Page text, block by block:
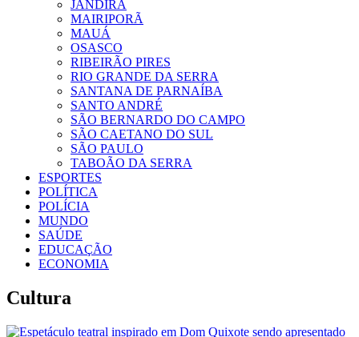
JANDIRA
MAIRIPORÃ
MAUÁ
OSASCO
RIBEIRÃO PIRES
RIO GRANDE DA SERRA
SANTANA DE PARNAÍBA
SANTO ANDRÉ
SÃO BERNARDO DO CAMPO
SÃO CAETANO DO SUL
SÃO PAULO
TABOÃO DA SERRA
ESPORTES
POLÍTICA
POLÍCIA
MUNDO
SAÚDE
EDUCAÇÃO
ECONOMIA
Cultura